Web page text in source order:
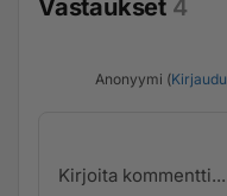
Vastaukset 4
Anonyymi (Kirjaudu